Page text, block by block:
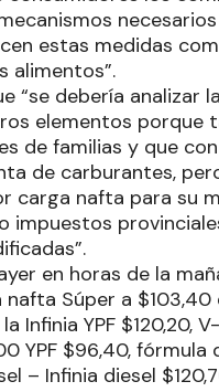
estas medidas
alimentos”.
“se debería
elementos porque
de familias y que
de carburantes,
carga nafta para su
impuestos
en horas de la
Súper a
Infinia YPF $120,20,
YPF $96,40,
– Infinia diesel